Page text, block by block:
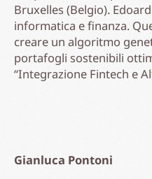
Bruxelles (Belgio).
informatica e finanza.
creare un algoritmo
portafogli sostenibili
“Integrazione Fintech e
Gianluca Pontoni